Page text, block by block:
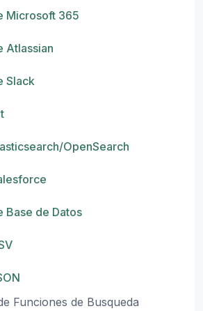
Microsoft 365
Atlassian
Slack
OpenSearch
Base de Datos
Funciones de Busqueda